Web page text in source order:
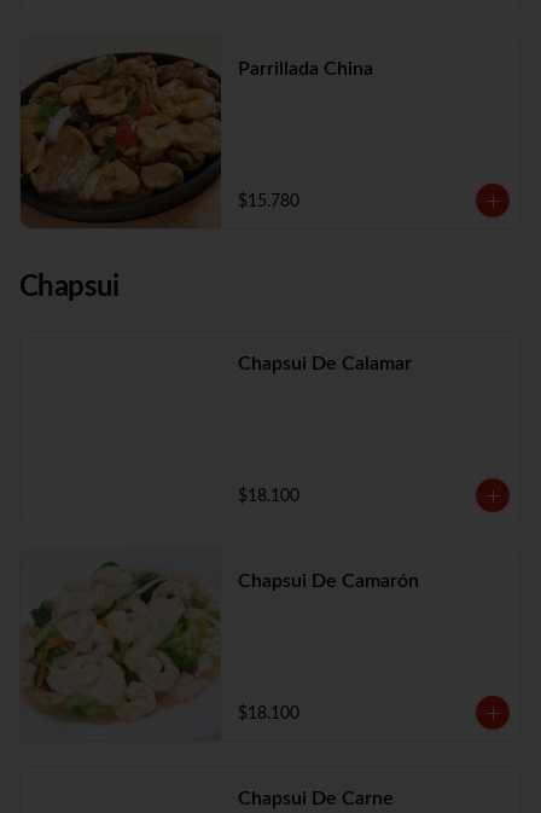
Parrillada China
$15.780
Chapsui
Chapsui De Calamar
$18.100
Chapsui De Camarón
$18.100
Chapsui De Carne